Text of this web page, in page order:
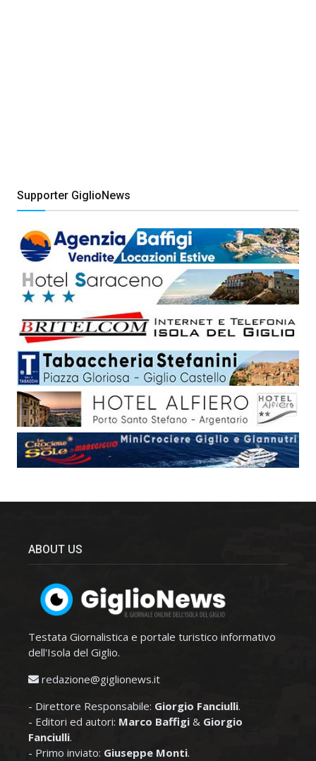
Supporter GiglioNews
ABOUT US
Testata Giornalistica e portale turistico informativo
dell'Isola del Giglio.
redazione@giglionews.it
- Direttore Responsabile: Giorgio Fanciulli.
- Editori ed autori: Marco Baffigi & Giorgio
Fanciulli.
- Primo inviato: Giuseppe Monti.